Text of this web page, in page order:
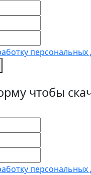
персональных
чтобы
персональных